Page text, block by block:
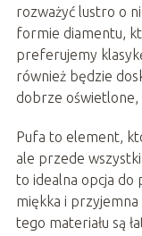
rozważyć lustro o
formie diamentu,
preferujemy
również będzie
dobrze oświetlone,
Pufa to element,
ale przede
to idealna opcja do
miękka i
tego materiału są